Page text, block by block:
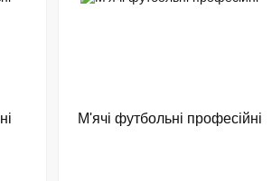
М'ячі футбольні професійні